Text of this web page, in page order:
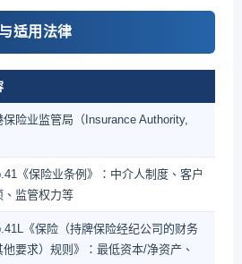
适用法律
保险业监管局（Insurance Authority,
《保险业条例》：中介人制度、客户
、监管权力等
《保险（持牌保险经纪公司的财务
他要求）规则》：最低资本/净资产、